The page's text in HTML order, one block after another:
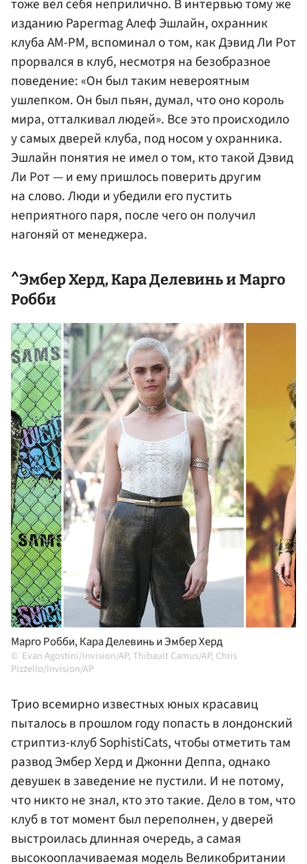
изданию Papermag Алеф Эшлайн, охранник
клуба AM-PM, вспоминал о том, как Дэвид Ли Рот
прорвался в клуб, несмотря на безобразное
поведение: «Он был таким невероятным
ушлепком. Он был пьян, думал, что оно король
мира, отталкивал людей». Все это происходило
у самых дверей клуба, под носом у охранника.
Эшлайн понятия не имел о том, кто такой Дэвид
Ли Рот — и ему пришлось поверить другим
на слово. Люди и убедили его пустить
неприятного паря, после чего он получил
нагоняй от менеджера.
^Эмбер Херд,Кара ДелевиньиМарго
Робби
Марго Робби, Кара Делевинь и Эмбер Херд
Evan Agostini/Invision/AP, Thibault Camus/AP, Chris
Pizzello/Invision/AP
Трио всемирно известных юных красавиц
пыталось в прошлом году попасть в лондонский
стриптиз-клуб SophistiCats, чтобы отметить там
развод Эмбер Херд и Джонни Деппа, однако
девушек в заведение не пустили. И не потому,
что никто не знал, кто это такие. Дело в том, что
клуб в тот момент был переполнен, у дверей
выстроилась длинная очередь, а самая
высокооплачиваемая модель Великобритании